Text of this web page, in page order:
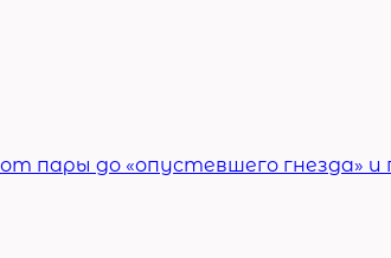
пары до «опустевшего гнезда» и